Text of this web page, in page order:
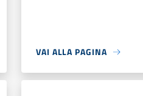
VAI ALLA PAGINA